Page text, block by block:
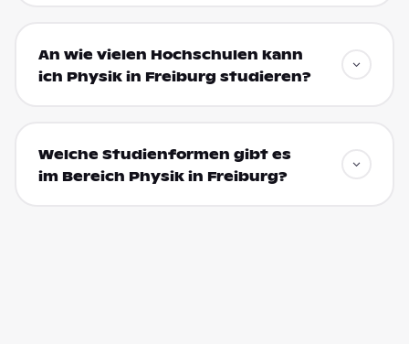
An wie vielen Hochschulen kann
ich Physik in Freiburg studieren?
Welche Studienformen gibt es
im Bereich Physik in Freiburg?